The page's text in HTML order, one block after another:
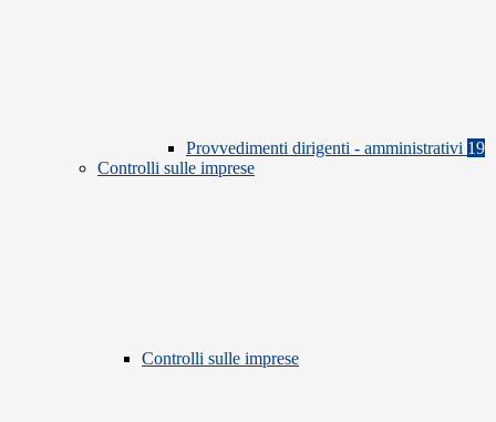
Provvedimenti dirigenti - amministrativi 19
Controlli sulle imprese
Controlli sulle imprese